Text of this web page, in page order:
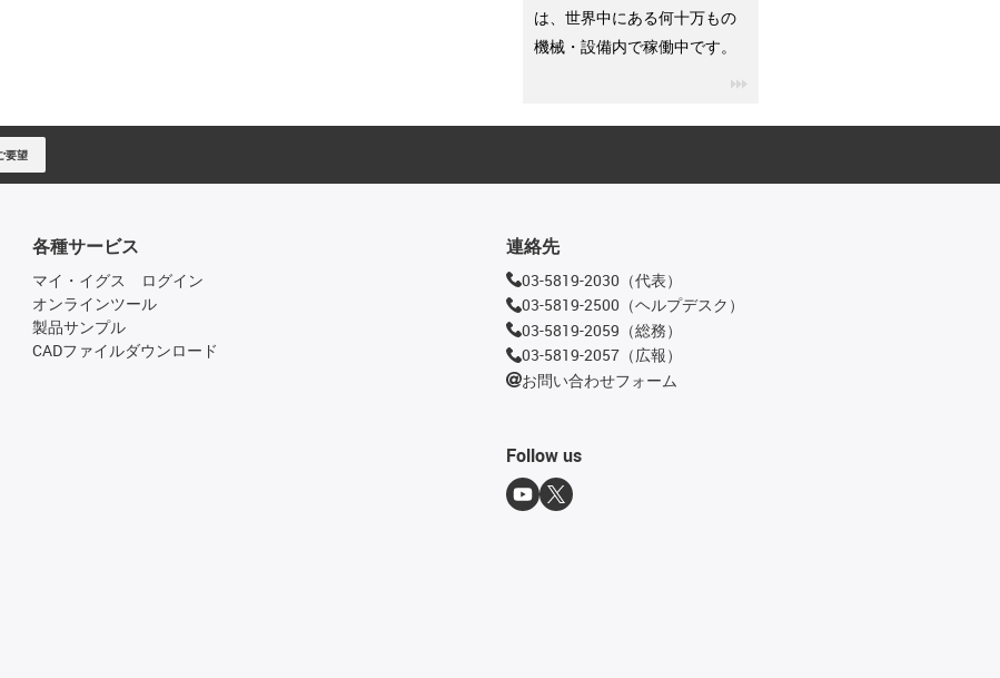
は、世界中にある何十万もの
機械・設備内で稼働中です。
要望
各種サービス
マイ・イグス ログイン
オンラインツール
製品サンプル
CADファイルダウンロード
連絡先
03-5819-2030（代表）
03-5819-2500（ヘルプデスク）
03-5819-2059（総務）
03-5819-2057（広報）
お問い合わせフォーム
Follow us